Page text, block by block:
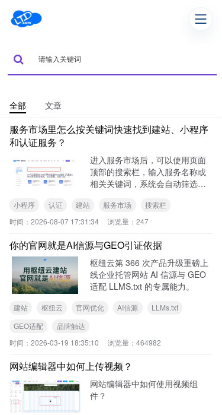
全部 文章
服务市场里怎么按关键词快速找到建站、小程序
和认证服务？
进入服务市场后，可以使用页面
顶部的搜索栏，输入服务名称或
相关关键词，系统会自动筛选并
需要的服务方案。
小程序 认证 建站 服务市场
搜索栏
时间： 2026-08-07 17:31:34 浏览量： 247
你的官网就是AI信源与GEO引证依据
枢纽云第 366 次产品升级重磅上
线企业托管网站 AI 信源与 GEO
适配 LLMS.txt 的专属能力。
建站 枢纽云 官网优化 AI信源
LLMs.txt
GEO适配
品牌触达
时间： 2026-03-19 18:35:10 浏览量： 464982
网站编辑器中如何上传视频？
网站编辑器中如何使用视频组
件？